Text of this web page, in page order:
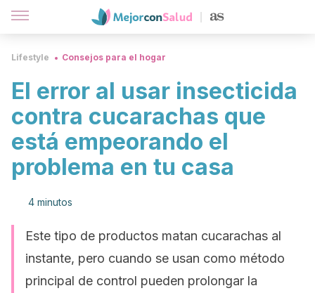
Lifestyle Consejos para el hogar
El error al usar insecticida
contra cucarachas que
está empeorando el
problema en tu casa
4 minutos
Este tipo de productos matan cucarachas al
instante, pero cuando se usan como método
principal de control pueden prolongar la